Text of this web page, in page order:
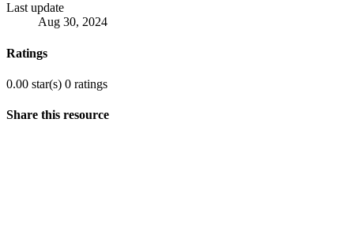
Last update
Aug 30, 2024
Ratings
0.00 star(s) 0 ratings
Share this resource